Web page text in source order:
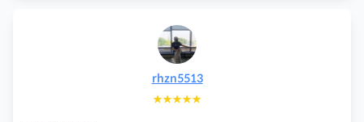
rhzn5513
★★★★★